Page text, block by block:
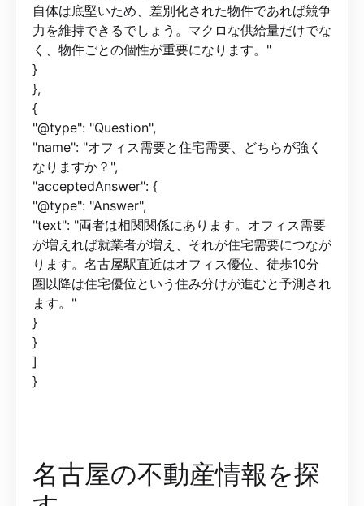
自体は底堅いため、差別化された物件であれば競争
力を維持できるでしょう。マクロな供給量だけでな
く、物件ごとの個性が重要になります。"
}
},
{
"@type": "Question",
"name": "オフィス需要と住宅需要、どちらが強く
なりますか？",
"acceptedAnswer": {
"@type": "Answer",
"text": "両者は相関関係にあります。オフィス需要
が増えれば就業者が増え、それが住宅需要につなが
ります。名古屋駅直近はオフィス優位、徒歩10分
圏以降は住宅優位という住み分けが進むと予測され
ます。"
}
}
]
}
名古屋の不動産情報を探